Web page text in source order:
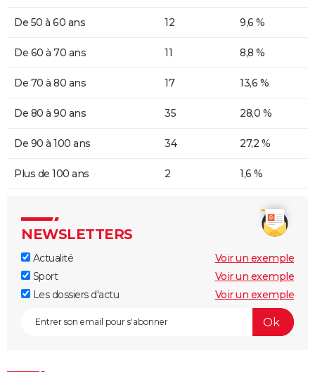
De 50 à 60 ans 12 9,6 %
De 60 à 70 ans 11 8,8 %
De 70 à 80 ans 17 13,6 %
De 80 à 90 ans 35 28,0 %
De 90 à 100 ans 34 27,2 %
Plus de 100 ans 2 1,6 %
NEWSLETTERS
Actualité
Voir un exemple
Sport
Voir un exemple
Les dossiers d'actu
Voir un exemple